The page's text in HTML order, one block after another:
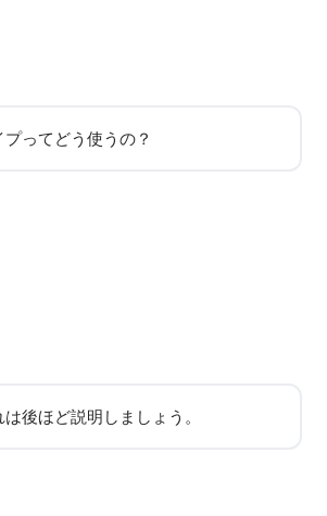
ってどう使うの？
後ほど説明しましょう。